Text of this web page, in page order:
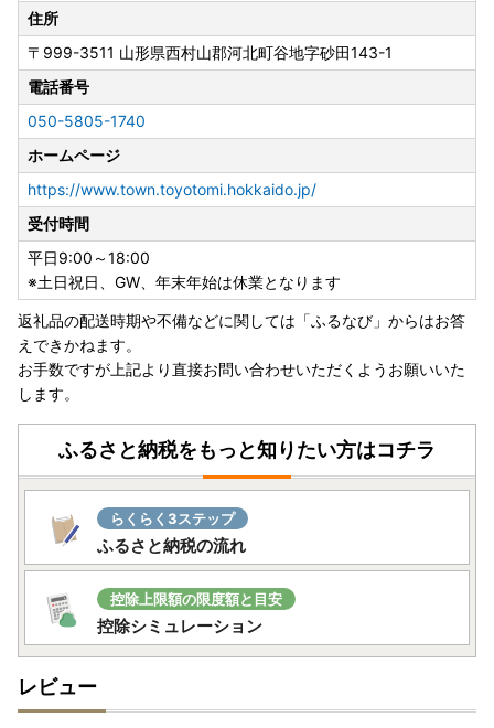
場合がございます。あらかじめご了承ください。
◆寄附者の皆様へ◆
●〇豊富町ふるさと納税のワンストップ申請は、申請アプリ
「IAM」で簡単便利にスマホで完結！〇●
＼マイナンバーカードをお持ちの方へ朗報／
ご寄附をいただいた皆様のご負担を軽減するために、
スマホのみで申請を完結できるアプリ「IAM(アイアム)」が
登場しました！
IAMを使用して申請すると、申請書の記入＆郵送が不要。
署名や書類添付、ポスト投函など手間のかかる手続きを大幅
にスキップできます♪
※従来通りの「オンライン申請」「書類郵送による申請」も
引き続きご利用可能です。
Android・iOSのアプリストアにて＜アイアム マイナンバ
ー＞で検索してみてください♪
＝＝＝＝＝＝＝＝＝＝＝＝＝＝＝＝＝＝＝＝＝＝＝＝
【返礼品の配送について】
・ご入金確認後、1か月程度でお届けいたします。
認ください。
・返礼品は確実にお受け取りください。長期不在等の寄附者
住所
〒999-3511 山形県西村山郡河北町谷地字砂田143-1
電話番号
050-5805-1740
ホームページ
https://www.town.toyotomi.hokkaido.jp/
受付時間
平日9:00～18:00
※土日祝日、GW、年末年始は休業となります
返礼品の配送時期や不備などに関しては「ふるなび」からはお答
えできかねます。
お手数ですが上記より直接お問い合わせいただくようお願いいた
します。
ふるさと納税をもっと知りたい方はコチラ
らくらく3ステップ
ふるさと納税の流れ
控除上限額の限度額と目安
控除シミュレーション
レビュー